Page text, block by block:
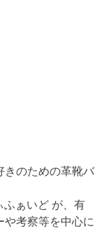
きのための革靴バ
ふぁいど が、有
考察等を中心に